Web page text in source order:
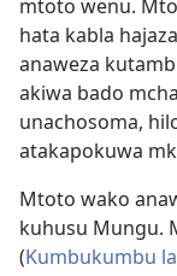
mtoto wenu.
hata kabla
anaweza
akiwa bado
unachosoma,
atakapokuwa
Mtoto wako
kuhusu Mungu.
(Kumbukumbu